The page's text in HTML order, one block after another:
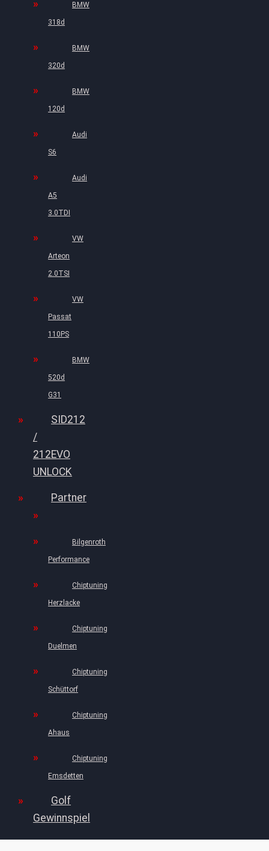
BMW
318d
BMW
320d
BMW
120d
Audi
S6
Audi
A5
3.0TDI
VW
Arteon
2.0TSI
VW
Passat
110PS
BMW
520d
G31
SID212
/
212EVO
UNLOCK
Partner
Bilgenroth
Performance
Chiptuning
Herzlacke
Chiptuning
Duelmen
Chiptuning
Schüttorf
Chiptuning
Ahaus
Chiptuning
Emsdetten
Golf
Gewinnspiel